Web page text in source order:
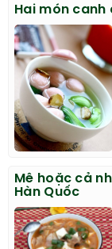
Hai món
Mê hoặc cả
Hàn Quốc